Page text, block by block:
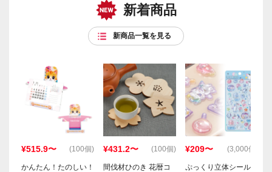
新着商品
新商品一覧を見る
¥515.9〜 (100個)
かんたん！たのしい！
¥431.2〜 (100個)
間伐材ひのき 花暦コ
¥209〜 (3,000個)
ぷっくり立体シール